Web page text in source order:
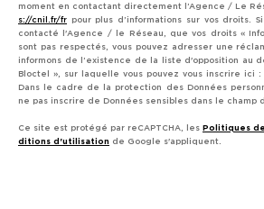
moment en contactant directement l’Agence / Le
s://cnil.fr/fr pour plus d’informations sur vos droits.
contacté l'Agence / le Réseau, que vos droits «
sont pas respectés, vous pouvez adresser une
informons de l’existence de la liste d'opposition au
Bloctel », sur laquelle vous pouvez vous inscrire ici :
Dans le cadre de la protection des Données
ne pas inscrire de Données sensibles dans le champ
Ce site est protégé par reCAPTCHA, les Politiques
ditions d'utilisation de Google s'appliquent.